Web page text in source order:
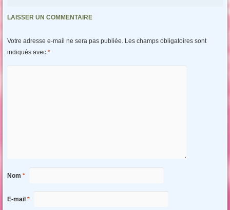
LAISSER UN COMMENTAIRE
Votre adresse e-mail ne sera pas publiée. Les champs obligatoires sont
indiqués avec *
Nom *
E-mail *